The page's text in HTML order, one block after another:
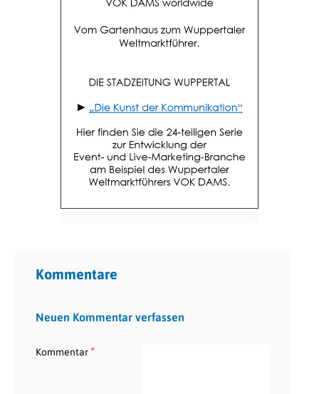
Kommentare
Neuen Kommentar verfassen
Kommentar*